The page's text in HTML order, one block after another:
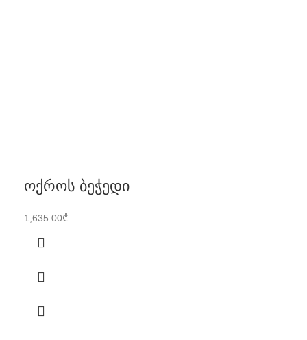
ოქროს ბეჭედი
1,635.00₾